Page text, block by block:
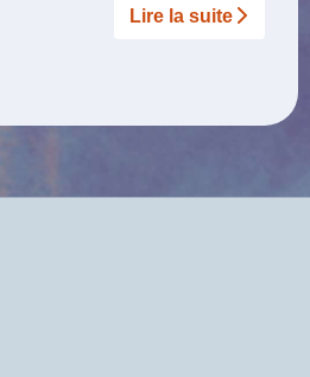
Lire la suite­­